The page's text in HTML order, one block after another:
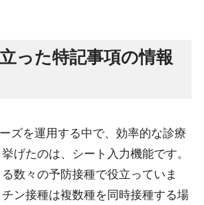
った特記事項の情報
ズを運用する中で、効率的な診療
げたのは、シート入力機能です。
数々の予防接種で役立っていま
ン接種は複数種を同時接種する場